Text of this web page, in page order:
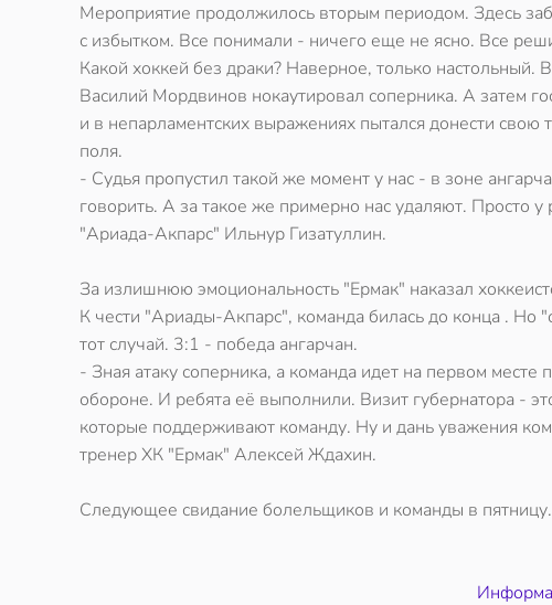
Мероприятие продолжилось вторым периодом. Здесь
с избытком. Все понимали - ничего еще не ясно. Все
Какой хоккей без драки? Наверное, только
Василий Мордвинов нокаутировал соперника. А затем
и в непарламентских выражениях пытался донести свою
поля.
- Судья пропустил такой же момент у нас - в зоне
говорить. А за такое же примерно нас удаляют. Просто
"Ариада-Акпарс" Ильнур Гизатуллин.
За излишнюю эмоциональность "Ермак" наказал
К чести "Ариады-Акпарс", команда билась до конца .
тот случай. 3:1 - победа ангарчан.
- Зная атаку соперника, а команда идет на первом
обороне. И ребята её выполнили. Визит губернатора -
которые поддерживают команду. Ну и дань уважения
тренер ХК "Ермак" Алексей Ждахин.
Следующее свидание болельщиков и команды в